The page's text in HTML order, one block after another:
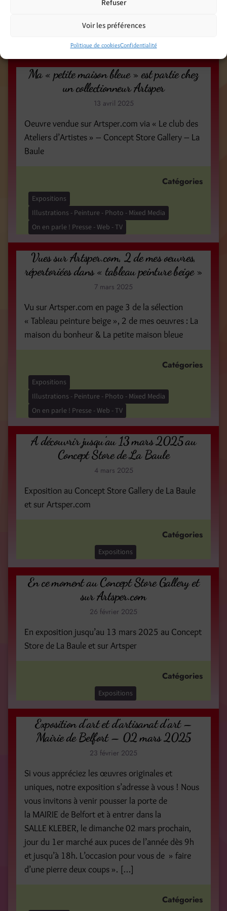
Refuser
Voir les préférences
Politique de cookiesConfidentialité
Illustrations - Peinture - Photo - Mixed Media
Ma « petite maison bleue » est partie chez
un collectionneur Artsper
13 avril 2025
Oeuvre vendue sur Artsper.com via « Le club des
Ateliers d’Artistes » – Concept Store Gallery – La
Baule
Catégories
Expositions
Illustrations - Peinture - Photo - Mixed Media
On en parle ! Presse - Web - TV
Vues sur Artsper.com, 2 de mes oeuvres,
répertoriées dans « tableau peinture beige »
7 mars 2025
Vu sur Artsper.com en page 3 de la sélection
« Tableau peinture beige », 2 de mes oeuvres : La
maison du bonheur & La petite maison bleue
Catégories
Expositions
Illustrations - Peinture - Photo - Mixed Media
On en parle ! Presse - Web - TV
A découvrir jusqu’au 13 mars 2025 au
Concept Store de La Baule
4 mars 2025
Exposition au Concept Store Gallery de La Baule
et sur Artsper.com
Catégories
Expositions
En ce moment au Concept Store Gallery et
sur Artsper.com
26 février 2025
En exposition jusqu’au 13 mars 2025 au Concept
Store de La Baule et sur Artsper
Catégories
Expositions
Exposition d’art et d’artisanat d’art –
Mairie de Belfort – 02 mars 2025
23 février 2025
Si vous appréciez les œuvres originales et
uniques, notre exposition s’adresse à vous ! Nous
vous invitons à venir pousser la porte de
la MAIRIE de Belfort et à entrer dans la
SALLE KLEBER, le dimanche 02 mars prochain,
jour du 1er marché aux puces de l’année dès 9h
et jusqu’à 18h. L’occasion pour vous de » faire
d’une pierre deux coups ». […]
Catégories